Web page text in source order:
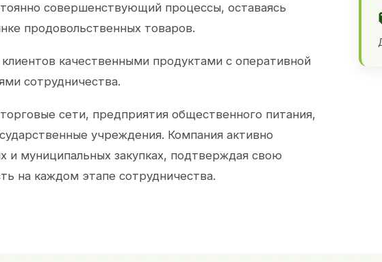
совершенствующий процессы, оставаясь
продовольственных товаров.
качественными продуктами с оперативной
сотрудничества.
сети, предприятия общественного питания,
учреждения. Компания активно
и муниципальных закупках, подтверждая свою
на каждом этапе сотрудничества.